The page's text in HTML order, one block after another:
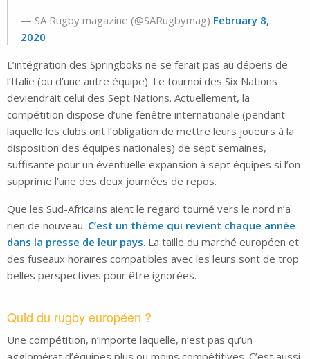
— SA Rugby magazine (@SARugbymag) February 8,
2020
L’intégration des Springboks ne se ferait pas au dépens de
l’Italie (ou d’une autre équipe). Le tournoi des Six Nations
deviendrait celui des Sept Nations. Actuellement, la
compétition dispose d’une fenêtre internationale (pendant
laquelle les clubs ont l’obligation de mettre leurs joueurs à la
disposition des équipes nationales) de sept semaines,
suffisante pour un éventuelle expansion à sept équipes si l’on
supprime l’une des deux journées de repos.
Que les Sud-Africains aient le regard tourné vers le nord n’a
rien de nouveau. C’est un thème qui revient chaque année
dans la presse de leur pays. La taille du marché européen et
des fuseaux horaires compatibles avec les leurs sont de trop
belles perspectives pour être ignorées.
Quid du rugby européen ?
Une compétition, n’importe laquelle, n’est pas qu’un
agglomérat d’équipes plus ou moins compétitives. C’est aussi,